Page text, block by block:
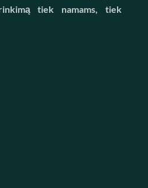
tiek namams, tiek